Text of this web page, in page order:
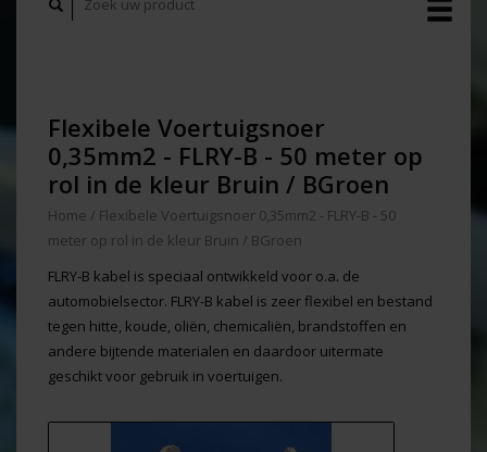
Flexibele Voertuigsnoer
0,35mm2 - FLRY-B - 50 meter op
rol in de kleur Bruin / BGroen
Home / Flexibele Voertuigsnoer 0,35mm2 - FLRY-B - 50
meter op rol in de kleur Bruin / BGroen
FLRY-B kabel is speciaal ontwikkeld voor o.a. de
automobielsector. FLRY-B kabel is zeer flexibel en bestand
tegen hitte, koude, oliën, chemicaliën, brandstoffen en
andere bijtende materialen en daardoor uitermate
geschikt voor gebruik in voertuigen.